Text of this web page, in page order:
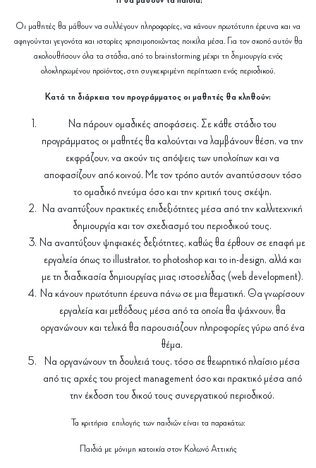
Οι μαθητές θα μάθουν να συλλέγουν πληροφορίες, να κάνουν πρωτότυπη έρευνα και να
αφηγούνται γεγονότα και ιστορίες χρησιμοποιώντας ποικίλα μέσα. Για τον σκοπό αυτόν θα
ακολουθήσουν όλα τα στάδια, από το brainstorming μέχρι τη δημιουργία ενός
ολοκληρωμένου προϊόντος, στη συγκεκριμένη περίπτωση ενός περιοδικού.
Κατά τη διάρκεια του προγράμματος οι μαθητές θα κληθούν:
Να πάρουν ομαδικές αποφάσεις. Σε κάθε στάδιο του
προγράμματος οι μαθητές θα καλούνται να λαμβάνουν θέση, να την
εκφράζουν, να ακούν τις απόψεις των υπολοίπων και να
αποφασίζουν από κοινού. Με τον τρόπο αυτόν αναπτύσσουν τόσο
το ομαδικό πνεύμα όσο και την κριτική τους σκέψη.
Να αναπτύξουν πρακτικές επιδεξιότητες μέσα από την καλλιτεχνική
δημιουργία και τον σχεδιασμό του περιοδικού τους.
Να αναπτύξουν ψηφιακές δεξιότητες, καθώς θα έρθουν σε επαφή με
εργαλεία όπως το illustrator, το photoshop και το in-design, αλλά και
με τη διαδικασία δημιουργίας μιας ιστοσελίδας (web development).
Να κάνουν πρωτότυπη έρευνα πάνω σε μια θεματική. Θα γνωρίσουν
εργαλεία και μεθόδους μέσα από τα οποία θα ψάχνουν, θα
οργανώνουν και τελικά θα παρουσιάζουν πληροφορίες γύρω από ένα
θέμα.
Να οργανώνουν τη δουλειά τους, τόσο σε θεωρητικό πλαίσιο μέσα
από τις αρχές του project management όσο και πρακτικό μέσα από
την έκδοση του δικού τους συνεργατικού περιοδικού.
Τα κριτήρια επιλογής των παιδιών είναι τα παρακάτω:
Παιδιά με μόνιμη κατοικία στον Κολωνό Αττικής